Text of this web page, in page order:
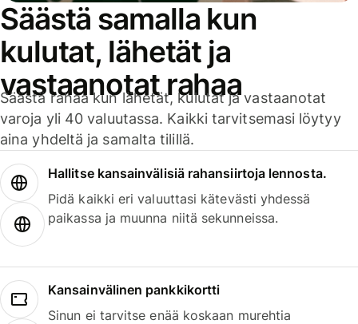
Säästä samalla kun
kulutat, lähetät ja
vastaanotat rahaa
Säästä rahaa kun lähetät, kulutat ja vastaanotat
varoja yli 40 valuutassa. Kaikki tarvitsemasi löytyy
aina yhdeltä ja samalta tilillä.
Hallitse kansainvälisiä rahansiirtoja lennosta.
Pidä kaikki eri valuuttasi kätevästi yhdessä
paikassa ja muunna niitä sekunneissa.
Kansainvälinen pankkikortti
Sinun ei tarvitse enää koskaan murehtia